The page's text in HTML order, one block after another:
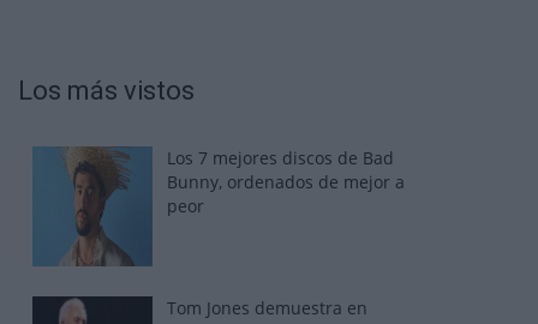
Los más vistos
Los 7 mejores discos de Bad
Bunny, ordenados de mejor a
peor
Tom Jones demuestra en